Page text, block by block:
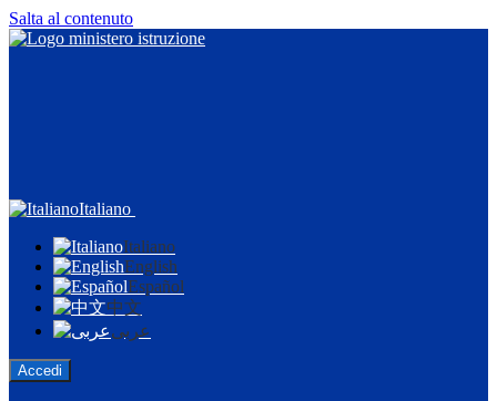
Salta al contenuto
Italiano
Italiano
English
Español
中文
عربى
Accedi